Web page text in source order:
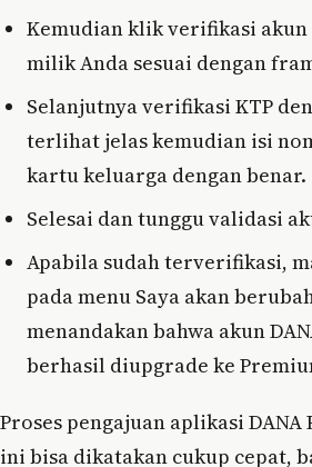
Kemudian klik verifikasi akun
milik Anda sesuai dengan
Selanjutnya verifikasi KTP
terlihat jelas kemudian isi
kartu keluarga dengan benar.
Selesai dan tunggu validasi
Apabila sudah terverifikasi,
pada menu Saya akan
menandakan bahwa akun
berhasil diupgrade ke
Proses pengajuan aplikasi
ini bisa dikatakan cukup cepat,